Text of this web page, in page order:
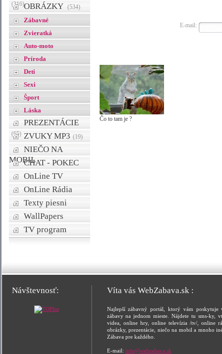
(316)OBRÁZKY (534)
Zábavné
Zvieratká
Auto-moto
Príroda
Deti
Sexi
Šport
Láska
PREZENTÁCIE
(65) ZVUKY MP3 (19)
NIEČO NA
MOBILCHAT - POKEC
OnLine TV
OnLine Rádia
Texty piesni
WallPapers
TV program
E-mail:
Čo to tam je ?
Návštevnosť: Víta vás WebZabava.sk :
Najlepší zábavný portál, ktorý vám poskytuje
zábavy na jednom mieste. Nájdete tu sms-ky,
videa, online hry, online televízia /tv/, online
obrázky, prezentácie, niečo na mobil a mnoho
Zábava pre každého.
E-mail: info@webzabava.sk